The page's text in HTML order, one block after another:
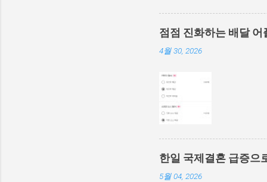
점점 진화하는 배달 어
4월 30, 2026
한일 국제결혼 급증으
5월 04, 2026